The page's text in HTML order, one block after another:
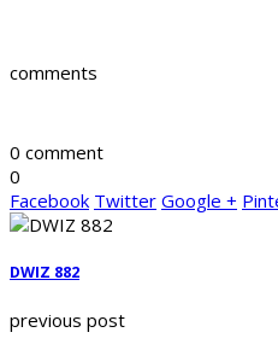
comments
0 comment
0
Facebook Twitter Google +
DWIZ 882
previous post